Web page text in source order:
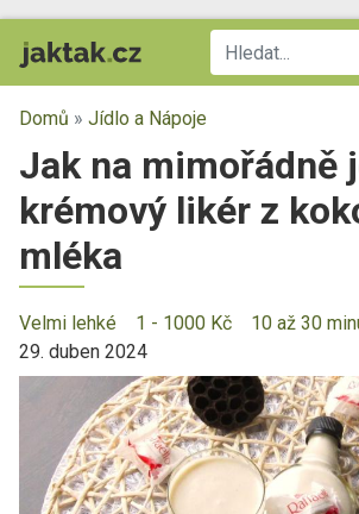
Domů » Jídlo a Nápoje
Jak na mimořádně
krémový likér z
mléka
Velmi lehké 1 - 1000 Kč
10 až 30
29. duben 2024